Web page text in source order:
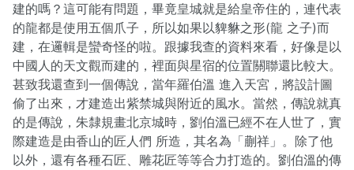
建的嗎？這可能有問題，畢竟皇城就是給皇帝住的，連代表
的龍都是使用五個爪子，所以如果以貏貅之形(龍 之子)而
建，在邏輯是蠻奇怪的啦。跟據我查的資料來看，好像是以
中國人的天文觀而建的，裡面與星宿的位置關聯還比較大。
甚致我還查到一個傳說，當年羅伯溫 進入天宮，將設計圖
偷了出來，才建造出紫禁城與附近的風水。當然，傳說就真
的是傳說，朱隸規畫北京城時，劉伯溫已經不在人世了，實
際建造是由香山的匠人們 所造，其名為「蒯祥」。除了他
以外，還有各種石匠、雕花匠等等合力打造的。劉伯溫的傳